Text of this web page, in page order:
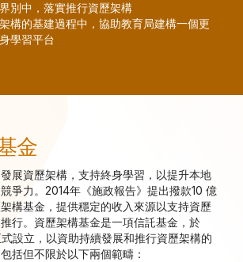
別中，落實推行資歷架構
構的基建過程中，協助教育局建構一個更
學習平台
金
展資歷架構，支持終身學習，以提升本地
爭力。2014年《施政報告》提出撥款10 億
構基金，提供穩定的收入來源以支持資歷
行。資歷架構基金是一項信託基金，於
式設立，以資助持續發展和推行資歷架構的
括但不限於以下兩個範疇：